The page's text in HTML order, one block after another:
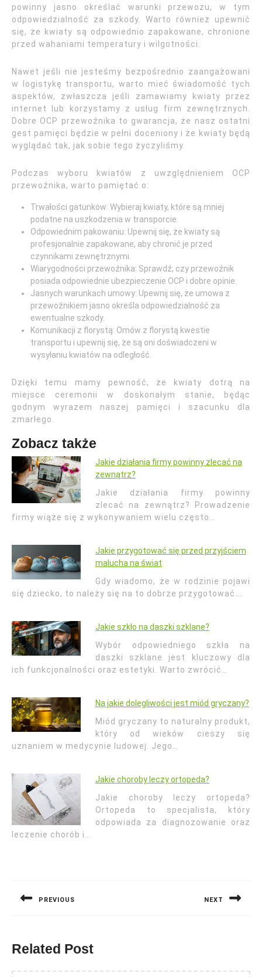
powinny jasno określać warunki przewozu, w tym
odpowiedzialność za szkody. Warto również upewnić
się, że kwiaty są odpowiednio zapakowane, chronione
przed wahaniami temperatury i wilgotności.
Nawet jeśli nie jesteśmy bezpośrednio zaangażowani
w logistykę transportu, warto mieć świadomość tych
aspektów, zwłaszcza jeśli zamawiamy kwiaty przez
internet lub korzystamy z usług firm zewnętrznych.
Dobre OCP przewoźnika to gwarancja, że nasz ostatni
gest pamięci będzie w pełni doceniony i że kwiaty będą
wyglądać tak, jak sobie tego życzyliśmy.
Podczas wyboru kwiatów z uwzględnieniem OCP
przewoźnika, warto pamiętać o:
Trwałości gatunków: Wybieraj kwiaty, które są mniej
podatne na uszkodzenia w transporcie.
Odpowiednim pakowaniu: Upewnij się, że kwiaty są
profesjonalnie zapakowane, aby chronić je przed
czynnikami zewnętrznymi.
Wiarygodności przewoźnika: Sprawdź, czy przewoźnik
posiada odpowiednie ubezpieczenie OCP i dobre opinie.
Jasnych warunkach umowy: Upewnij się, że umowa z
przewoźnikiem jasno określa odpowiedzialność za
ewentualne szkody.
Komunikacji z florystą: Omów z florystą kwestie
transportu i upewnij się, że są oni doświadczeni w
wysyłaniu kwiatów na odległość.
Dzięki temu mamy pewność, że kwiaty dotrą na
miejsce ceremonii w doskonałym stanie, będąc
godnym wyrazem naszej pamięci i szacunku dla
zmarłego.
Zobacz także
Jakie działania firmy powinny zlecać na
zewnątrz?
Jakie działania firmy powinny
zlecać na zewnątrz? Prowadzenie
firmy wiąże się z wykonywaniem wielu często…
Jakie przygotować się przed przyjściem
malucha na świat
Gdy wiadomo, że w rodzinie pojawi
się dziecko, to należy się na to dobrze przygotować.…
Jakie szkło na daszki szklane?
Wybór odpowiedniego szkła na
daszki szklane jest kluczowy dla
ich funkcjonalności oraz estetyki. Warto zwrócić…
Na jakie dolegliwości jest miód gryczany?
Miód gryczany to naturalny produkt,
który od wieków cieszy się
uznaniem w medycynie ludowej. Jego…
Jakie choroby leczy ortopeda?
Jakie choroby leczy ortopeda?
Ortopeda to specjalista, który
odpowiada za diagnozowanie oraz
leczenie chorób i…
PREVIOUS NEXT
Related Post